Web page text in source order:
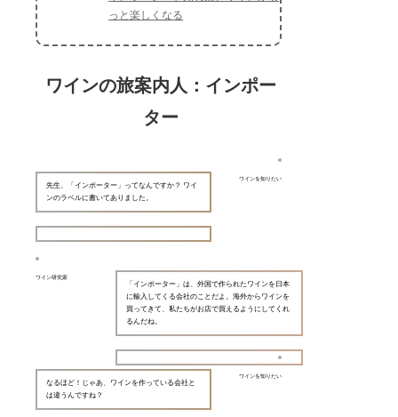
っと楽しくなる
ワインの旅案内人：インポー
ター
ワインを知りたい
先生、「インポーター」ってなんですか？ ワイ
ンのラベルに書いてありました。
ワイン研究家
「インポーター」は、外国で作られたワインを日本
に輸入してくる会社のことだよ。海外からワインを
買ってきて、私たちがお店で買えるようにしてくれ
るんだね。
ワインを知りたい
なるほど！じゃあ、ワインを作っている会社と
は違うんですね？